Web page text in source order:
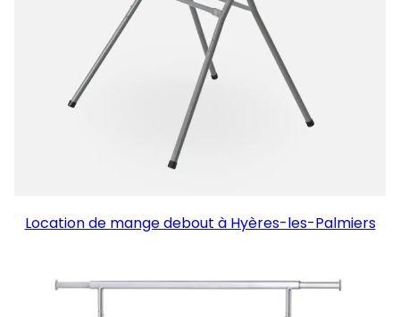
Location de mange debout à Hyères-les-Palmiers